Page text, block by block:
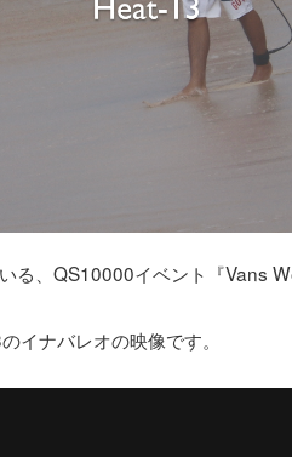
る、QS10000イベント『Vans
ナバレオの映像です。